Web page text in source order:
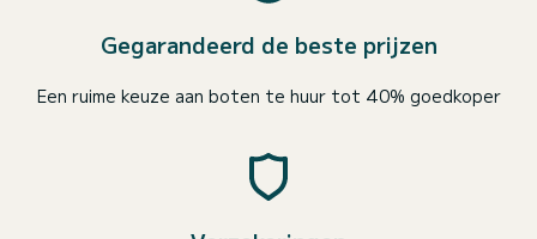
Gegarandeerd de beste prijzen
Een ruime keuze aan boten te huur tot 40% goedkoper